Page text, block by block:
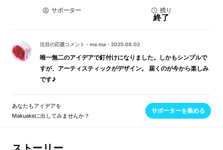
サポーター 残り
終了
注目の応援コメント ・ ma.ma ・ 2025.08.02
唯一無二のアイデアで釘付けになりました。しかもシンプルで
すが、アーティスティックがデザイン。 届くのが今から楽しみ
です♪
あなたもアイデアを
Makuakeに出してみませんか？
サポーターを集める